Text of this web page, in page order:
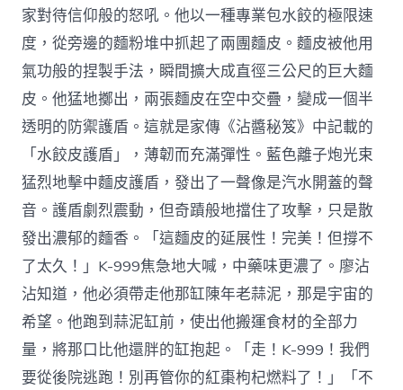
家對待信仰般的怒吼。他以一種專業包水餃的極限速
度，從旁邊的麵粉堆中抓起了兩團麵皮。麵皮被他用
氣功般的捏製手法，瞬間擴大成直徑三公尺的巨大麵
皮。他猛地擲出，兩張麵皮在空中交疊，變成一個半
透明的防禦護盾。這就是家傳《沾醬秘笈》中記載的
「水餃皮護盾」，薄韌而充滿彈性。藍色離子炮光束
猛烈地擊中麵皮護盾，發出了一聲像是汽水開蓋的聲
音。護盾劇烈震動，但奇蹟般地擋住了攻擊，只是散
發出濃郁的麵香。「這麵皮的延展性！完美！但撐不
了太久！」K-999焦急地大喊，中藥味更濃了。廖沾
沾知道，他必須帶走他那缸陳年老蒜泥，那是宇宙的
希望。他跑到蒜泥缸前，使出他搬運食材的全部力
量，將那口比他還胖的缸抱起。「走！K-999！我們
要從後院逃跑！別再管你的紅棗枸杞燃料了！」「不